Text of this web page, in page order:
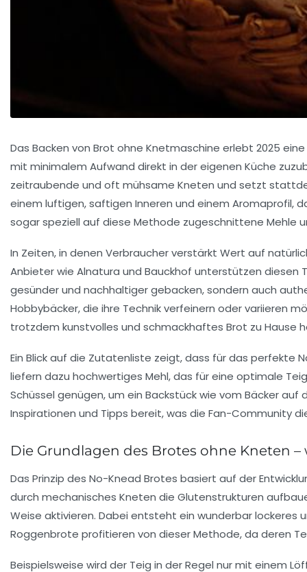
Das Backen von Brot ohne Knetmaschine erlebt 2025
mit minimalem Aufwand direkt in der eigenen Küche
zeitraubende und oft mühsame Kneten und setzt
einem luftigen, saftigen Inneren und einem Aromaprofil,
sogar speziell auf diese Methode zugeschnittene Mehle
In Zeiten, in denen Verbraucher verstärkt Wert auf
Anbieter wie Alnatura und Bauckhof unterstützen diesen
gesünder und nachhaltiger gebacken, sondern auch
Hobbybäcker, die ihre Technik verfeinern oder variieren
trotzdem kunstvolles und schmackhaftes Brot zu Hause
Ein Blick auf die Zutatenliste zeigt, dass für das perfekte
liefern dazu hochwertiges Mehl, das für eine optimale
Schüssel genügen, um ein Backstück wie vom Bäcker
Inspirationen und Tipps bereit, was die Fan-Community
Die Grundlagen des Brotes ohne Kneten
Das Prinzip des No-Knead Brotes basiert auf der
durch mechanisches Kneten die Glutenstrukturen
Weise aktivieren. Dabei entsteht ein wunderbar lockeres
Roggenbrote profitieren von dieser Methode, da deren
Beispielsweise wird der Teig in der Regel nur mit einem